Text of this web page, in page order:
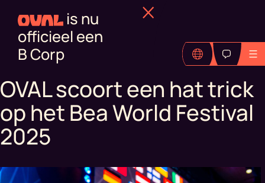
is nu
officieel een
B Corp
OVAL scoort een hat trick
op het Bea World Festival
2025